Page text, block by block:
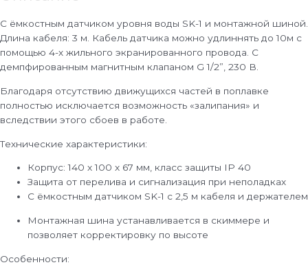
С ёмкостным датчиком уровня воды SK-1 и монтажной шиной.
Длина кабеля: 3 м. Кабель датчика можно удлиннять до 10м с
помощью 4-х жильного экранированного провода. С
демпфированным магнитным клапаном G 1/2”, 230 В.
Благодаря отсутствию движущихся частей в поплавке
полностью исключается возможность «залипания» и
вследствии этого сбоев в работе.
Технические характеристики:
Корпус: 140 x 100 x 67 мм, класс защиты IP 40
Защита от перелива и сигнализация при неполадках
С ёмкостным датчиком SK-1 с 2,5 м кабеля и держателем
Монтажная шина устанавливается в скиммере и
позволяет корректировку по высоте
Особенности: